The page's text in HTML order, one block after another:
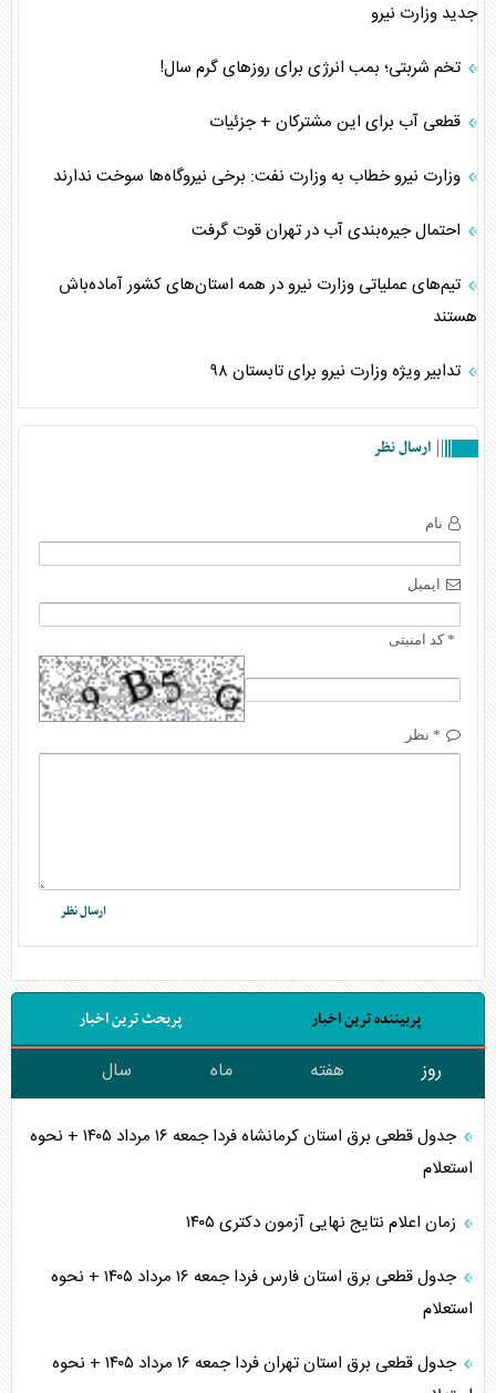
جدید وزارت نیرو
تخم شربتی؛ بمب انرژی برای روزهای گرم سال!
قطعی آب برای این مشترکان + جزئیات
وزارت نیرو خطاب به وزارت نفت: برخی نیروگاه‌ها سوخت ندارند
احتمال جیره‌بندی آب در تهران قوت گرفت
تیم‌های عملیاتی وزارت نیرو در همه استان‌های کشور آماده‌باش
هستند
تدابیر ویژه وزارت نیرو برای تابستان ۹۸
ارسال نظر
نام
ایمیل
* کد امنیتی
* نظر
پربیننده ترین اخبار پربحث ترین اخبار
روز هفته ماه سال
جدول قطعی برق استان کرمانشاه فردا جمعه ۱۶ مرداد ۱۴۰۵ + نحوه
استعلام
زمان اعلام نتایج نهایی آزمون دکتری ۱۴۰۵
جدول قطعی برق استان فارس فردا جمعه ۱۶ مرداد ۱۴۰۵ + نحوه
استعلام
جدول قطعی برق استان تهران فردا جمعه ۱۶ مرداد ۱۴۰۵ + نحوه